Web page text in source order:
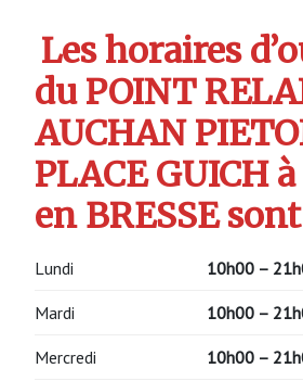
Les horaires
du POINT
AUCHAN
PLACE GUICH
en BRESSE
Lundi 10h00 –
Mardi 10h00 –
Mercredi 10h00 –